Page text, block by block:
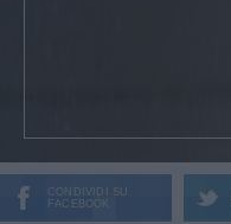
CONDIVIDI SU
FACEBOOK